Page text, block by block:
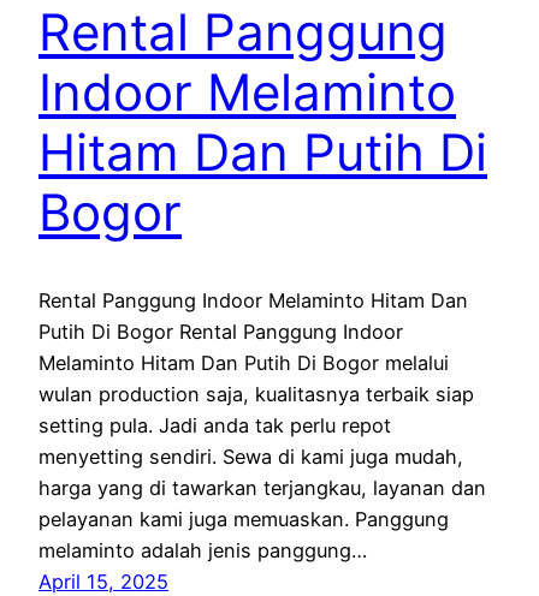
Rental Panggung
Indoor Melaminto
Hitam Dan Putih Di
Bogor
Rental Panggung Indoor Melaminto Hitam Dan
Putih Di Bogor Rental Panggung Indoor
Melaminto Hitam Dan Putih Di Bogor melalui
wulan production saja, kualitasnya terbaik siap
setting pula. Jadi anda tak perlu repot
menyetting sendiri. Sewa di kami juga mudah,
harga yang di tawarkan terjangkau, layanan dan
pelayanan kami juga memuaskan. Panggung
melaminto adalah jenis panggung…
April 15, 2025